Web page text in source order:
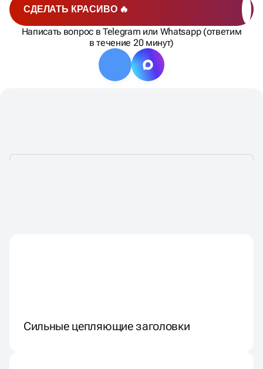
СДЕЛАТЬ КРАСИВО 🔥
Написать вопрос в Telegram или Whatsapp (ответим
в течение 20 минут)
Сильные цепляющие заголовки